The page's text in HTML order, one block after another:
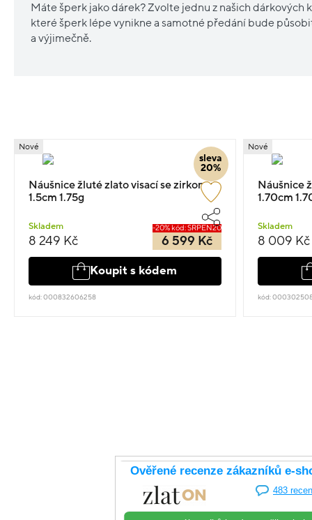
Máte šperk jako dárek? Zvolte jednu z našich dárkových
které šperk lépe vynikne a samotné předání bude
a výjimečně.
sleva
20%
Nové
Náušnice žluté zlato visací se zirkonem
1.5cm 1.75g
Skladem
8 249 Kč
-20% kód: SRPEN20
6 599 Kč
Koupit s kódem
kód: 000832606258
Nové
Náušnice
1.70cm
Skladem
8 009 Kč
kód: